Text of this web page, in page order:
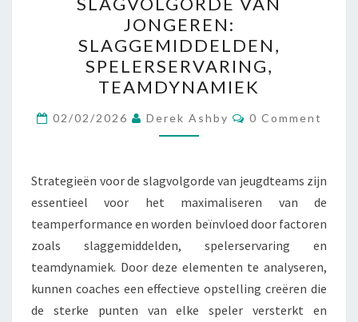
DE
SLAGVOLGORDE
VAN
JONGEREN:
SLAGGEMIDDELDEN,
SPELERSERVARING,
TEAMDYNAMIEK
JONGEREN:
SLAGGEMIDDELDEN,
SPELERSERVARING,
TEAMDYNAMIEK
02/02/2026 Derek Ashby Comments
0 Comment
Strategieën voor de slagvolgorde van jeugdteams zijn
essentieel voor het maximaliseren van de
teamperformance en worden beïnvloed door factoren
zoals slaggemiddelden, spelerservaring en
teamdynamiek. Door deze elementen te analyseren,
kunnen coaches een effectieve opstelling creëren die
de sterke punten van elke speler versterkt en